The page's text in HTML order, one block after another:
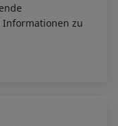
zu